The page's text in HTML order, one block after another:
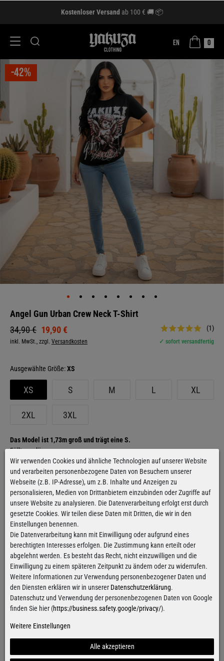
Kostenloser Versand ab 100 € 🚚 📦
EN 0
-42%
Angel Gun Urban Crew Neck T-Shirt
34,90 € 19,90 €
inkl. MwSt., zzgl. Versandkosten
(1)
✓ sofort versandfertig
Größe:XS
XS S M L XL
2XL 3XL
Das Model ist 1,73m groß und trägt eine S.
Fällt regulär aus
Größentabelle
Hinzufügen
Kostenloser Versandab 100€
Gilt für Versand innerhalb Deutschlands
Alle Artikel sind innerhalbvon 24h versandfertig
Für Bestellungen von Montag bis Donnerstag
Wir verwenden Cookies und ähnliche Technologien auf unserer Website
und verarbeiten personenbezogene Daten von Besuchern unserer
Webseite (z.B. IP-Adresse), um z.B. Inhalte und Anzeigen zu
personalisieren, Medien von Drittanbietern einzubinden oder Zugriffe auf
unsere Website zu analysieren. Die Datenverarbeitung erfolgt erst durch
gesetzte Cookies. Wir teilen diese Daten mit Dritten, die wir in den
Einstellungen benennen.
Die Datenverarbeitung kann mit Einwilligung oder aufgrund eines
berechtigten Interesses erfolgen. Die Zustimmung kann erteilt oder
abgelehnt werden. Es besteht das Recht, nicht einzuwilligen und die
Einwilligung zu einem späteren Zeitpunkt zu ändern oder zu widerrufen.
Weitere Informationen zur Verwendung personenbezogener Daten und
den Diensten erklären wir in unserer Datenschutzerklärung.
Datenschutz und Verwendung der personenbezogenen Daten von Google
finden Sie hier (https://business.safety.google/privacy/).
Weitere Einstellungen
Alle akzeptieren